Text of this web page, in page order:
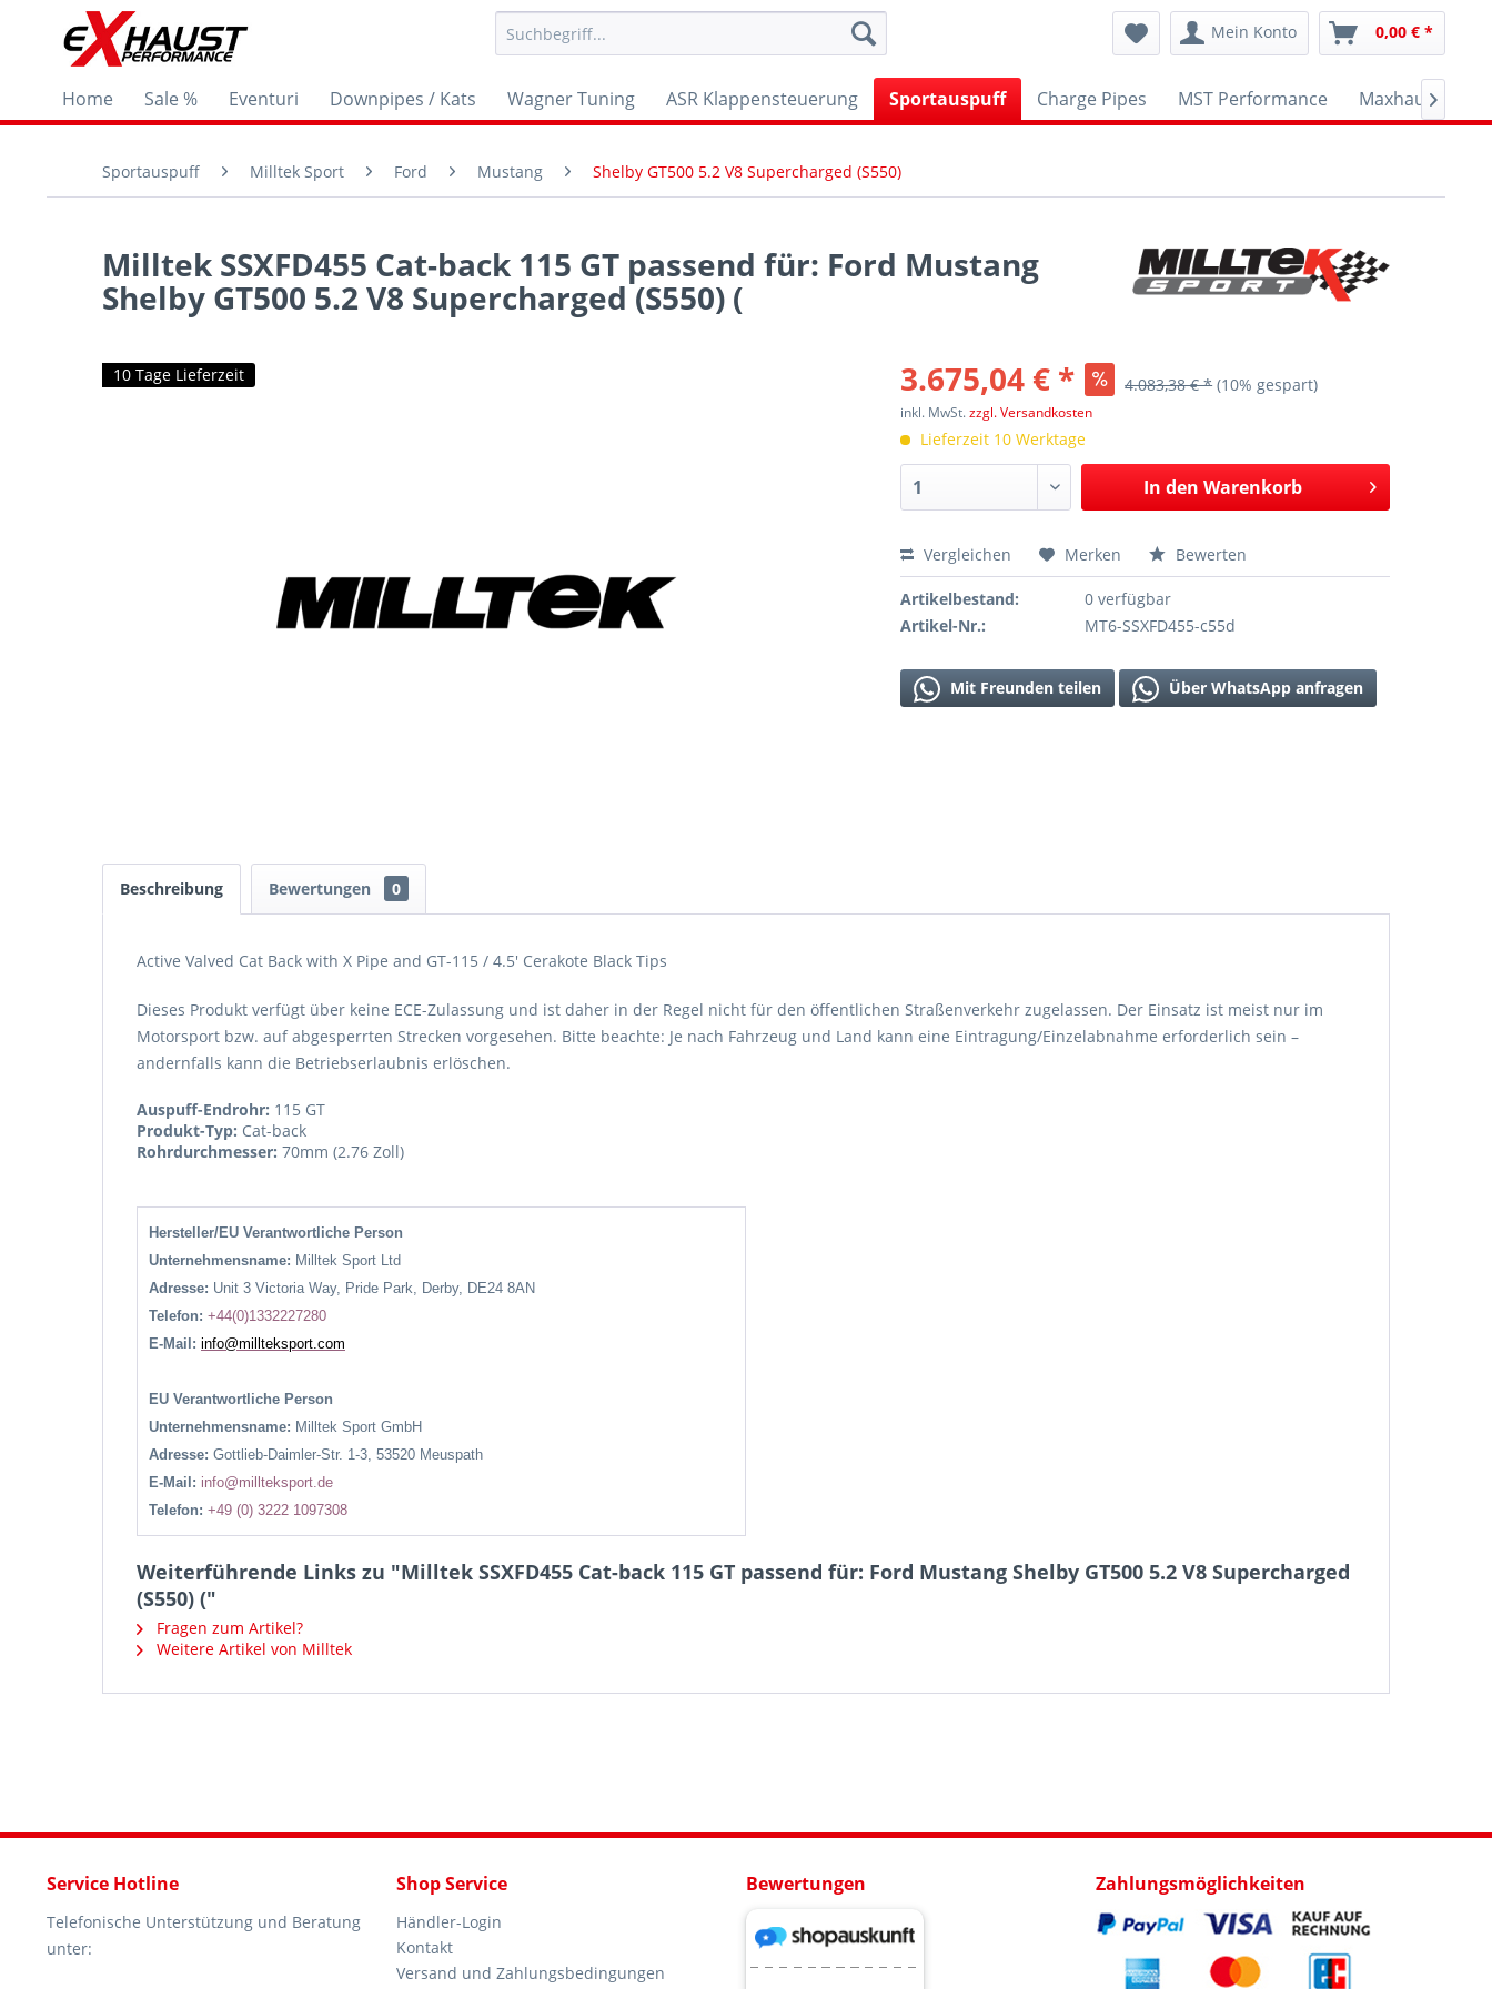
Mein Konto 0,00 € *
Home Sale % Eventuri Downpipes / Kats Wagner Tuning ASR Klappensteuerung Sportauspuff Charge Pipes MST Performance Maxhaust

Sportauspuff Milltek Sport Ford Mustang Shelby GT500 5.2 V8 Supercharged (S550)
Milltek SSXFD455 Cat-back 115 GT passend für: Ford Mustang
Shelby GT500 5.2 V8 Supercharged (S550) (
10 Tage Lieferzeit 3.675,04 € * 4.083,38 € * (10% gespart)
inkl. MwSt.zzgl. Versandkosten
Lieferzeit 10 Werktage
In den Warenkorb
Vergleichen Merken Bewerten
Artikelbestand:
0 verfügbar
Artikel-Nr.:
MT6-SSXFD455-c55d
Mit Freunden teilen Über WhatsApp anfragen
Beschreibung Bewertungen 0
Active Valved Cat Back with X Pipe and GT-115 / 4.5' Cerakote Black Tips
Dieses Produkt verfügt über keine ECE-Zulassung und ist daher in der Regel nicht für den öffentlichen Straßenverkehr zugelassen. Der Einsatz ist meist nur im
Motorsport bzw. auf abgesperrten Strecken vorgesehen. Bitte beachte: Je nach Fahrzeug und Land kann eine Eintragung/Einzelabnahme erforderlich sein –
andernfalls kann die Betriebserlaubnis erlöschen.
Auspuff-Endrohr: 115 GT
Produkt-Typ: Cat-back
Rohrdurchmesser: 70mm (2.76 Zoll)
Hersteller/EU Verantwortliche Person
Unternehmensname: Milltek Sport Ltd
Adresse: Unit 3 Victoria Way, Pride Park, Derby, DE24 8AN
Telefon: +44(0)1332227280
E-Mail: info@millteksport.com
EU Verantwortliche Person
Unternehmensname: Milltek Sport GmbH
Adresse: Gottlieb-Daimler-Str. 1-3, 53520 Meuspath
E-Mail: info@millteksport.de
Telefon: +49 (0) 3222 1097308
Weiterführende Links zu "Milltek SSXFD455 Cat-back 115 GT passend für: Ford Mustang Shelby GT500 5.2 V8 Supercharged
(S550) ("
Fragen zum Artikel?
Weitere Artikel von Milltek
Service Hotline
Telefonische Unterstützung und Beratung
unter:
Shop Service
Händler-Login
Kontakt
Versand und Zahlungsbedingungen
Bewertungen Zahlungsmöglichkeiten